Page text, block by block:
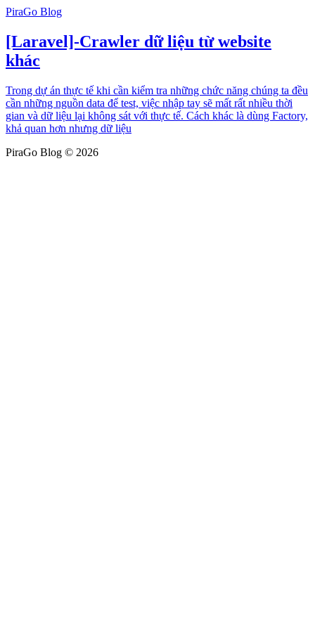
PiraGo Blog
[Laravel]-Crawler dữ liệu từ website
khác
Trong dự án thực tế khi cần kiểm tra những chức năng chúng ta đều
cần những nguồn data để test, việc nhập tay sẽ mất rất nhiều thời
gian và dữ liệu lại không sát với thực tế. Cách khác là dùng Factory,
khả quan hơn nhưng dữ liệu
PiraGo Blog © 2026